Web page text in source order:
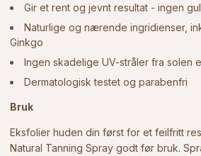
Gir et rent og jevnt resultat - ingen
Naturlige og nærende ingridienser,
Ginkgo
Ingen skadelige UV-stråler fra solen
Dermatologisk testet og parabenfri
Bruk
Eksfolier huden din først for et feilfritt
Natural Tanning Spray godt før bruk.